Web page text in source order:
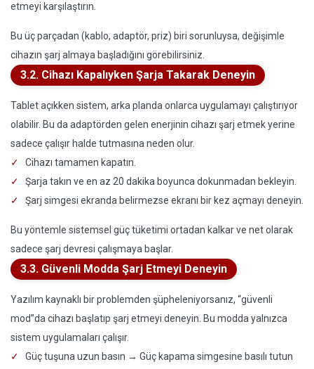
etmeyi karşılaştırın.
Bu üç parçadan (kablo, adaptör, priz) biri sorunluysa, değişimle
cihazın şarj almaya başladığını görebilirsiniz.
3.2. Cihazı Kapalıyken Şarja Takarak Deneyin
Tablet açıkken sistem, arka planda onlarca uygulamayı çalıştırıyor
olabilir. Bu da adaptörden gelen enerjinin cihazı şarj etmek yerine
sadece çalışır halde tutmasına neden olur.
Cihazı tamamen kapatın.
Şarja takın ve en az 20 dakika boyunca dokunmadan bekleyin.
Şarj simgesi ekranda belirmezse ekranı bir kez açmayı deneyin.
Bu yöntemle sistemsel güç tüketimi ortadan kalkar ve net olarak
sadece şarj devresi çalışmaya başlar.
3.3. Güvenli Modda Şarj Etmeyi Deneyin
Yazılım kaynaklı bir problemden şüpheleniyorsanız, “güvenli
mod”da cihazı başlatıp şarj etmeyi deneyin. Bu modda yalnızca
sistem uygulamaları çalışır.
Güç tuşuna uzun basın → Güç kapama simgesine basılı tutun